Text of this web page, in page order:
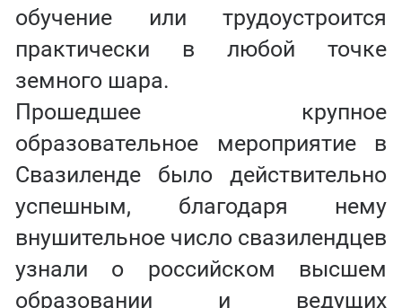
обучение или трудоустроится
практически в любой точке
земного шара.
Прошедшее крупное
образовательное мероприятие в
Свазиленде было действительно
успешным, благодаря нему
внушительное число свазилендцев
узнали о российском высшем
образовании и ведущих